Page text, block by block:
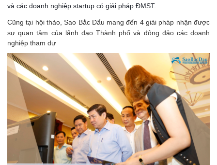
và các doanh nghiệp startup có giải pháp ĐMST.
Cũng tại hội thảo, Sao Bắc Đẩu mang đến 4 giải pháp nhận được
sự quan tâm của lãnh đạo Thành phố và đông đảo các doanh
nghiệp tham dự